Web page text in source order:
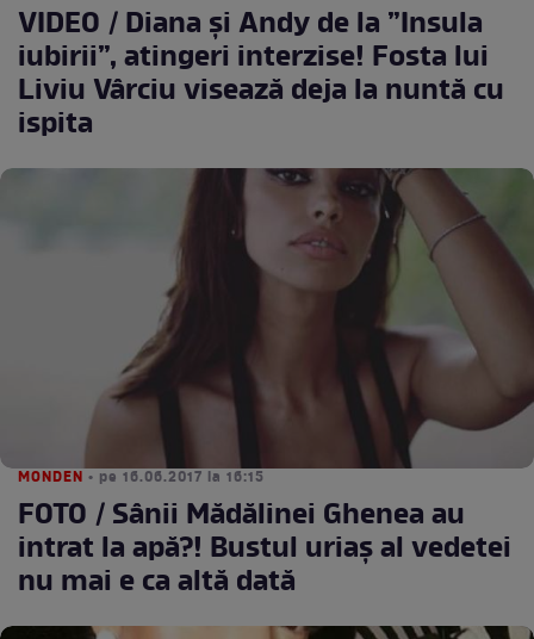
VIDEO / Diana și Andy de la ”Insula
iubirii”, atingeri interzise! Fosta lui
Liviu Vârciu visează deja la nuntă cu
ispita
MONDEN • pe 16.06.2017 la 16:15
FOTO / Sânii Mădălinei Ghenea au
intrat la apă?! Bustul uriaș al vedetei
nu mai e ca altă dată